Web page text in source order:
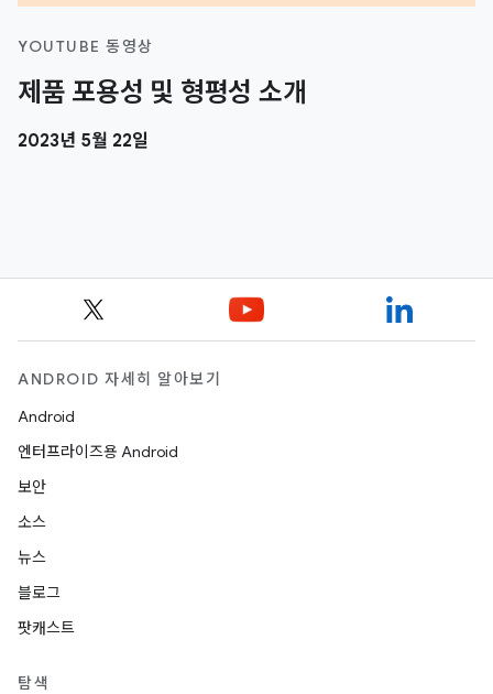
YOUTUBE 동영상
제품 포용성 및 형평성 소개
2023년 5월 22일
ANDROID 자세히 알아보기
Android
엔터프라이즈용 Android
보안
소스
뉴스
블로그
팟캐스트
탐색